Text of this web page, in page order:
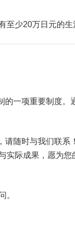
至少20万日元的生
一项重要制度。
随时与我们联系
实际成果，愿为
。